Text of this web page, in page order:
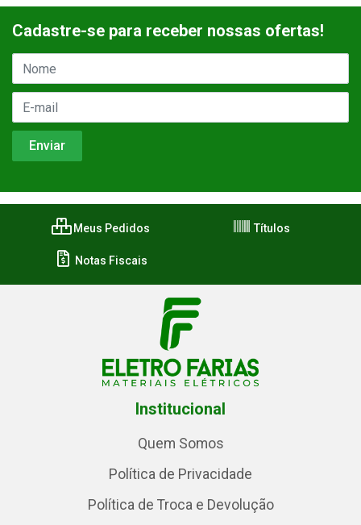
Cadastre-se para receber nossas ofertas!
Meus Pedidos Títulos
Notas Fiscais
Institucional
Quem Somos
Política de Privacidade
Política de Troca e Devolução